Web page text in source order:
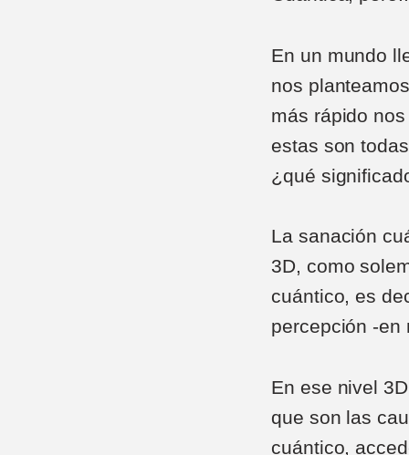
En un mundo
nos
más rápido
estas son
¿qué
La sanación
3D, como
cuántico, es
percepción -en
En ese nivel
que son las
cuántico,